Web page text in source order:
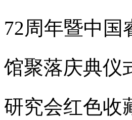
72周年暨中
馆聚落庆典仪
研究会红色收